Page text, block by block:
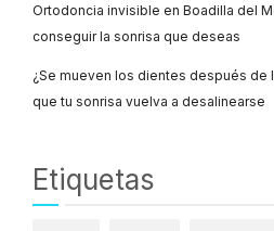
Ortodoncia invisible en Boadilla del
conseguir la sonrisa que deseas
¿Se mueven los dientes después de
que tu sonrisa vuelva a desalinearse
Etiquetas